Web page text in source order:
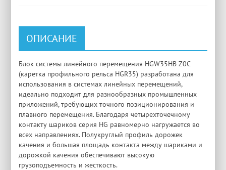
ОПИСАНИЕ
Блок системы линейного перемещения HGW35HB Z0C
(каретка профильного рельса HGR35) разработана для
использования в системах линейных перемещений,
идеально подходит для разнообразных промышленных
приложений, требующих точного позиционирования и
плавного перемещения. Благодаря четырехточечному
контакту шариков серия HG равномерно нагружается во
всех направлениях. Полукруглый профиль дорожек
качения и большая площадь контакта между шариками и
дорожкой качения обеспечивают высокую
грузоподъемность и жесткость.